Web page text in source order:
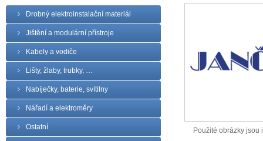
Drobný elektroinstalační materiál
Jištění a modulární přístroje
Kabely a vodiče
Lišty, žlaby, trubky, …
Nabíječky, baterie, svítilny
Nářadí a elektroměry
Ostatní Použité obrázky jsou